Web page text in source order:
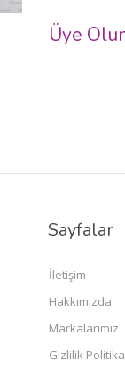
Üye
Sayfalar
İletişim
Hakkımızda
Markalarımız
Gizlilik